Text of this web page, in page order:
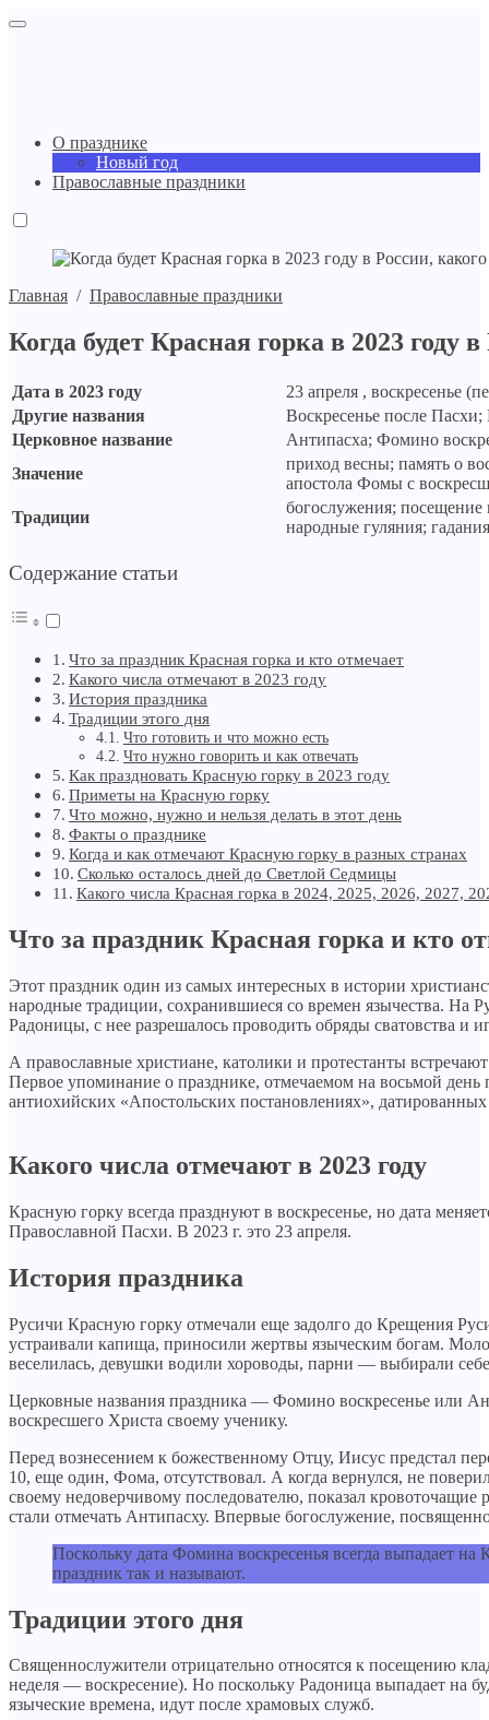
О празднике
Новый год
Православные праздники
Главная / Православные праздники
Когда будет Красная горка в 2023 году
Дата в 2023 году
23 апреля , воскресенье
Другие названия
Воскресенье после
Церковное название
Антипасха; Фомино
Значение
приход весны; память о
апостола Фомы с
Традиции
богослужения; посещение
народные гуляния;
Содержание статьи
Что за праздник Красная горка и кто отмечает
Какого числа отмечают в 2023 году
История праздника
Традиции этого дня
Что готовить и что можно есть
Что нужно говорить и как отвечать
Как праздновать Красную горку в 2023 году
Приметы на Красную горку
Что можно, нужно и нельзя делать в этот день
Факты о празднике
Когда и как отмечают Красную горку в разных странах
Сколько осталось дней до Светлой Седмицы
Какого числа Красная горка в 2024, 2025, 2026, 2027,
Что за праздник Красная горка и кто
Этот праздник один из самых интересных в истории
народные традиции, сохранившиеся со времен язычества. На
Радоницы, с нее разрешалось проводить обряды сватовства и
А православные христиане, католики и протестанты
Первое упоминание о празднике, отмечаемом на восьмой
антиохийских «Апостольских постановлениях»,
Какого числа отмечают в 2023 году
Красную горку всегда празднуют в воскресенье, но дата
Православной Пасхи. В 2023 г. это 23 апреля.
История праздника
Русичи Красную горку отмечали еще задолго до Крещения
устраивали капища, приносили жертвы языческим богам.
веселилась, девушки водили хороводы, парни — выбирали себе
Церковные названия праздника — Фомино воскресенье или
воскресшего Христа своему ученику.
Перед вознесением к божественному Отцу, Иисус предстал
10, еще один, Фома, отсутствовал. А когда вернулся, не
своему недоверчивому последователю, показал
стали отмечать Антипасху. Впервые богослужение,
Поскольку дата Фомина воскресенья всегда выпадает на
праздник так и называют.
Традиции этого дня
Священнослужители отрицательно относятся к посещению
неделя — воскресение). Но поскольку Радоница выпадает на
языческие времена, идут после храмовых служб.